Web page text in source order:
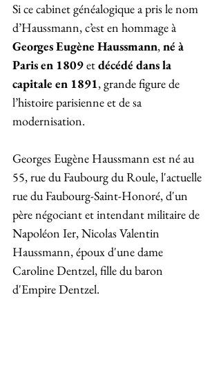
Si ce cabinet généalogique a pris le nom
d’Haussmann, c’est en hommage à
Georges Eugène Haussmann, né à
Paris en 1809 et décédé dans la
capitale en 1891, grande figure de
l’histoire parisienne et de sa
modernisation.
Georges Eugène Haussmann est né au
55, rue du Faubourg du Roule, l'actuelle
rue du Faubourg-Saint-Honoré, d'un
père négociant et intendant militaire de
Napoléon Ier, Nicolas Valentin
Haussmann, époux d'une dame
Caroline Dentzel, fille du baron
d'Empire Dentzel.